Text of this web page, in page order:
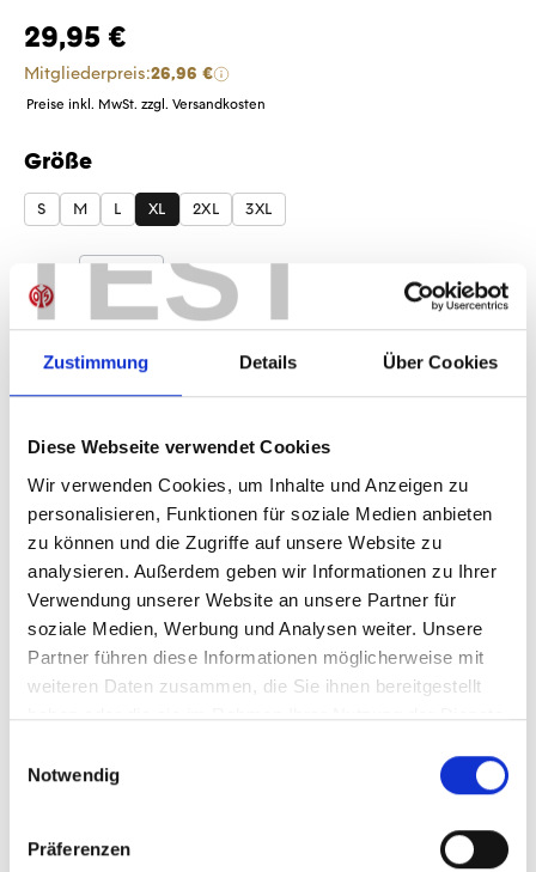
TEST
Zustimmung Details Über Cookies
Diese Webseite verwendet Cookies
Wir verwenden Cookies, um Inhalte und Anzeigen zu
personalisieren, Funktionen für soziale Medien anbieten
zu können und die Zugriffe auf unsere Website zu
analysieren. Außerdem geben wir Informationen zu Ihrer
Verwendung unserer Website an unsere Partner für
soziale Medien, Werbung und Analysen weiter. Unsere
Partner führen diese Informationen möglicherweise mit
weiteren Daten zusammen, die Sie ihnen bereitgestellt
haben oder die sie im Rahmen Ihrer Nutzung der Dienste
Notwendig
Präferenzen
29,95 €
Mitgliederpreis:26,96 €
Preise inkl. MwSt. zzgl. Versandkosten
Größe
auswählen
S M L XL 2XL 3XL
Produkt Anzahl: Gib den gewünschten
Sofort verfügbar, Lieferzeit: 1-3 Tage
IN DEN WARENKORB
Produktdetails
ÄHNLICHE PRODUKTE
T-Shirt Essentials Anthrazit Damen T-Shirt Essentials